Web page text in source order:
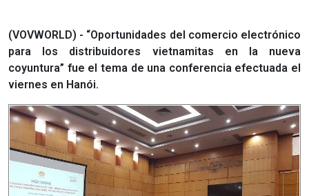
(VOVWORLD) - “Oportunidades del comercio electrónico
para los distribuidores vietnamitas en la nueva
coyuntura” fue el tema de una conferencia efectuada el
viernes en Hanói.